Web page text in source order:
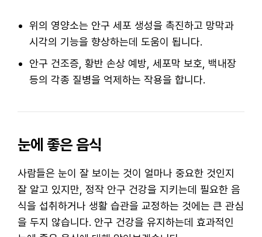
위의 영양소는 안구 세포 생성을 촉진하고 망막과
시각의 기능을 향상하는데 도움이 됩니다.
안구 건조증, 황반 손상 예방, 세포막 보호, 백내장
등의 각종 질병을 억제하는 작용을 합니다.
눈에 좋은 음식
사람들은 눈이 잘 보이는 것이 얼마나 중요한 것인지
잘 알고 있지만, 정작 안구 건강을 지키는데 필요한 음
식을 섭취하거나 생활 습관을 교정하는 것에는 큰 관심
을 두지 않습니다. 안구 건강을 유지하는데 효과적인